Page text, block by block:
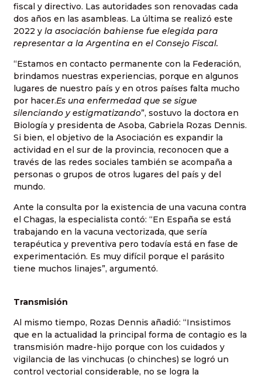
fiscal y directivo. Las autoridades son renovadas cada
dos años en las asambleas. La última se realizó este
2022 y la asociación bahiense fue elegida para
representar a la Argentina en el Consejo Fiscal.
“Estamos en contacto permanente con la Federación,
brindamos nuestras experiencias, porque en algunos
lugares de nuestro país y en otros países falta mucho
por hacer.Es una enfermedad que se sigue
silenciando y estigmatizando”, sostuvo la doctora en
Biología y presidenta de Asoba, Gabriela Rozas Dennis.
Si bien, el objetivo de la Asociación es expandir la
actividad en el sur de la provincia, reconocen que a
través de las redes sociales también se acompaña a
personas o grupos de otros lugares del país y del
mundo.
Ante la consulta por la existencia de una vacuna contra
el Chagas, la especialista contó: “En España se está
trabajando en la vacuna vectorizada, que sería
terapéutica y preventiva pero todavía está en fase de
experimentación. Es muy difícil porque el parásito
tiene muchos linajes”, argumentó.
Transmisión
Al mismo tiempo, Rozas Dennis añadió: “Insistimos
que en la actualidad la principal forma de contagio es la
transmisión madre-hijo porque con los cuidados y
vigilancia de las vinchucas (o chinches) se logró un
control vectorial considerable, no se logra la